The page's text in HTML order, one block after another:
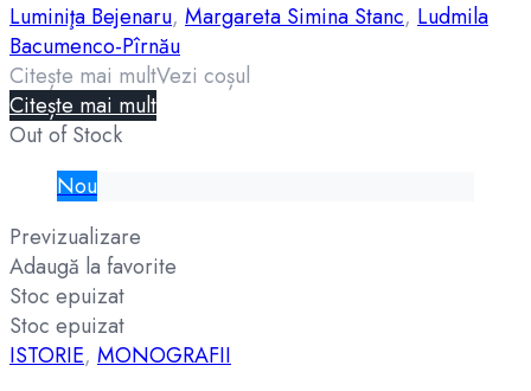
Luminiţa Bejenaru, Margareta Simina Stanc, Ludmila
Bacumenco-Pîrnău
Citește mai multVezi coșul
Citește mai mult
Out of Stock
Nou
Previzualizare
Adaugă la favorite
Stoc epuizat
Stoc epuizat
ISTORIE, MONOGRAFII